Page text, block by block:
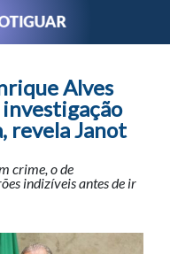
Alves
revela Janot
crime, o de
indizíveis antes de ir